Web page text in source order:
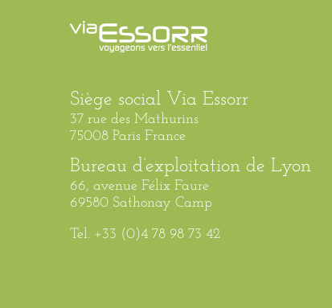
Siège social Via Essorr
37 rue des Mathurins
75008 Paris France
Bureau d’exploitation de Lyon
66, avenue Félix Faure
69580 Sathonay Camp
Tel. +33 (0)4 78 98 73 42